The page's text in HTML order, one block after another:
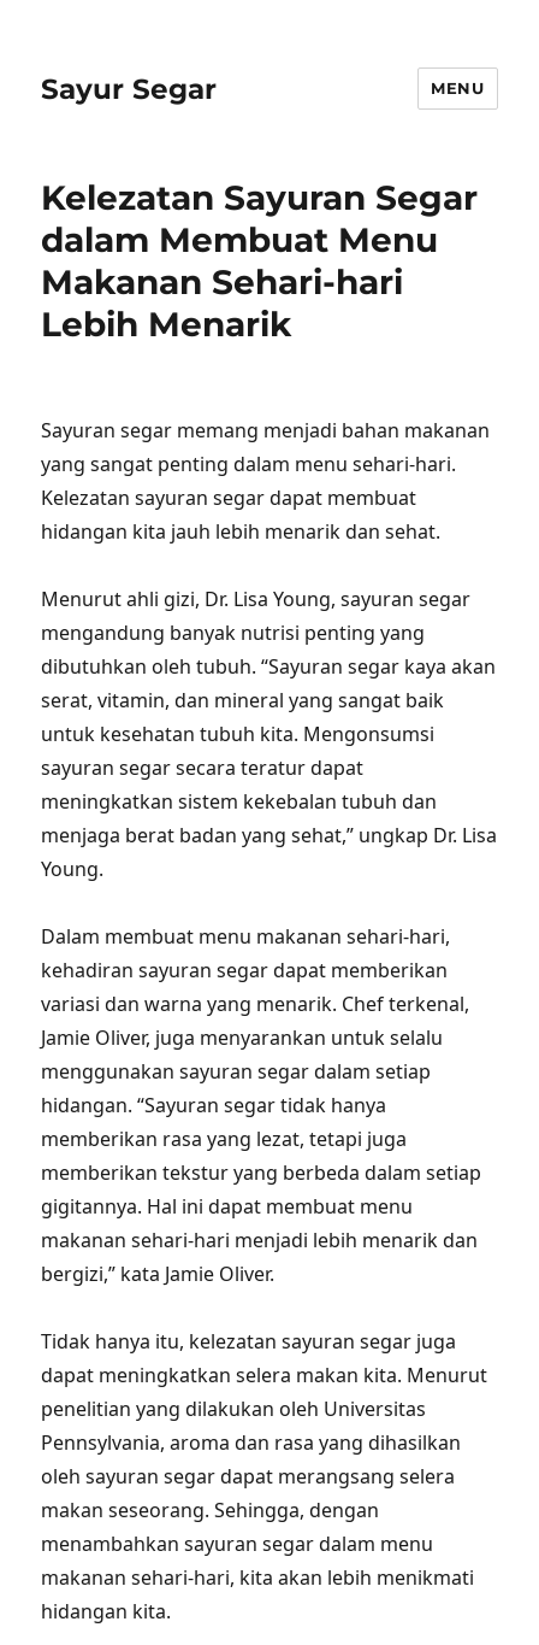
Sayur Segar MENU
Kelezatan Sayuran Segar
dalam Membuat Menu
Makanan Sehari-hari
Lebih Menarik
Sayuran segar memang menjadi bahan makanan
yang sangat penting dalam menu sehari-hari.
Kelezatan sayuran segar dapat membuat
hidangan kita jauh lebih menarik dan sehat.
Menurut ahli gizi, Dr. Lisa Young, sayuran segar
mengandung banyak nutrisi penting yang
dibutuhkan oleh tubuh. “Sayuran segar kaya akan
serat, vitamin, dan mineral yang sangat baik
untuk kesehatan tubuh kita. Mengonsumsi
sayuran segar secara teratur dapat
meningkatkan sistem kekebalan tubuh dan
menjaga berat badan yang sehat,” ungkap Dr. Lisa
Young.
Dalam membuat menu makanan sehari-hari,
kehadiran sayuran segar dapat memberikan
variasi dan warna yang menarik. Chef terkenal,
Jamie Oliver, juga menyarankan untuk selalu
menggunakan sayuran segar dalam setiap
hidangan. “Sayuran segar tidak hanya
memberikan rasa yang lezat, tetapi juga
memberikan tekstur yang berbeda dalam setiap
gigitannya. Hal ini dapat membuat menu
makanan sehari-hari menjadi lebih menarik dan
bergizi,” kata Jamie Oliver.
Tidak hanya itu, kelezatan sayuran segar juga
dapat meningkatkan selera makan kita. Menurut
penelitian yang dilakukan oleh Universitas
Pennsylvania, aroma dan rasa yang dihasilkan
oleh sayuran segar dapat merangsang selera
makan seseorang. Sehingga, dengan
menambahkan sayuran segar dalam menu
makanan sehari-hari, kita akan lebih menikmati
hidangan kita.